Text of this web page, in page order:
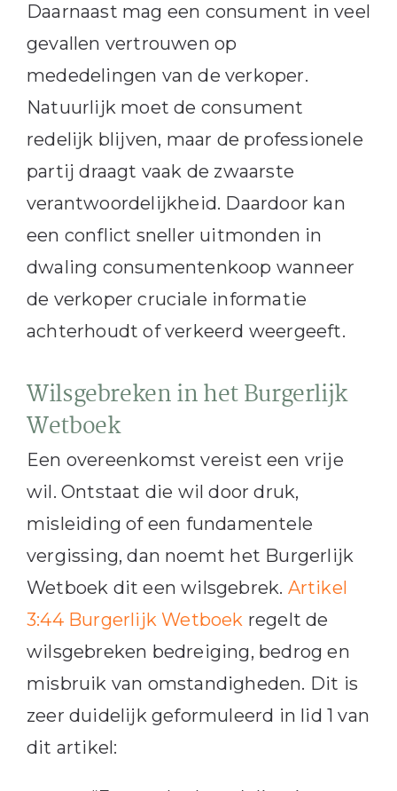
Daarnaast mag een consument in veel
gevallen vertrouwen op
mededelingen van de verkoper.
Natuurlijk moet de consument
redelijk blijven, maar de professionele
partij draagt vaak de zwaarste
verantwoordelijkheid. Daardoor kan
een conflict sneller uitmonden in
dwaling consumentenkoop wanneer
de verkoper cruciale informatie
achterhoudt of verkeerd weergeeft.
Wilsgebreken in het Burgerlijk
Wetboek
Een overeenkomst vereist een vrije
wil. Ontstaat die wil door druk,
misleiding of een fundamentele
vergissing, dan noemt het Burgerlijk
Wetboek dit een wilsgebrek. Artikel
3:44 Burgerlijk Wetboek regelt de
wilsgebreken bedreiging, bedrog en
misbruik van omstandigheden. Dit is
zeer duidelijk geformuleerd in lid 1 van
dit artikel: